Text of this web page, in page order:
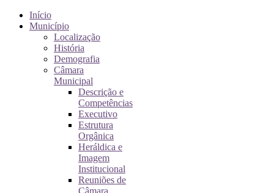
Início
Município
Localização
História
Demografia
Câmara
Municipal
Descrição e
Competências
Executivo
Estrutura
Orgânica
Heráldica e
Imagem
Institucional
Reuniões de
Câmara